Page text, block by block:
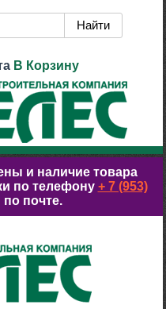
В Корзину
и наличие товара
по телефону + 7 (953)
почте.